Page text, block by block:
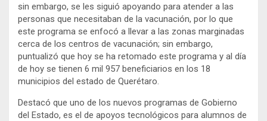
sin embargo, se les siguió apoyando para atender a las
personas que necesitaban de la vacunación, por lo que
este programa se enfocó a llevar a las zonas marginadas
cerca de los centros de vacunación; sin embargo,
puntualizó que hoy se ha retomado este programa y al día
de hoy se tienen 6 mil 957 beneficiarios en los 18
municipios del estado de Querétaro.
Destacó que uno de los nuevos programas de Gobierno
del Estado, es el de apoyos tecnológicos para alumnos de